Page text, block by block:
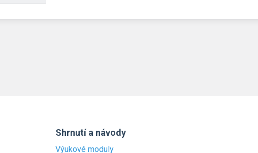
Shrnutí a návody
Výukové moduly